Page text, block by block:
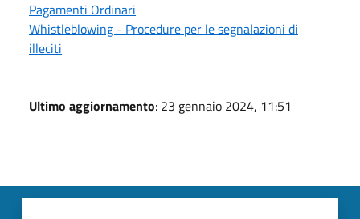
Pagamenti Ordinari
Whistleblowing - Procedure per le segnalazioni di
illeciti
Ultimo aggiornamento: 23 gennaio 2024, 11:51